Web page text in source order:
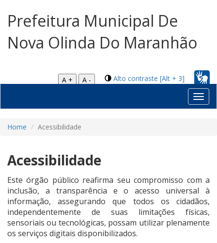
Prefeitura Municipal De
Nova Olinda Do Maranhão
Alto contraste [Alt + 3]
A +
A -
Home Acessibilidade
Acessibilidade
Este órgão público reafirma seu compromisso com a
inclusão, a transparência e o acesso universal à
informação, assegurando que todos os cidadãos,
independentemente de suas limitações físicas,
sensoriais ou tecnológicas, possam utilizar plenamente
os serviços digitais disponibilizados.